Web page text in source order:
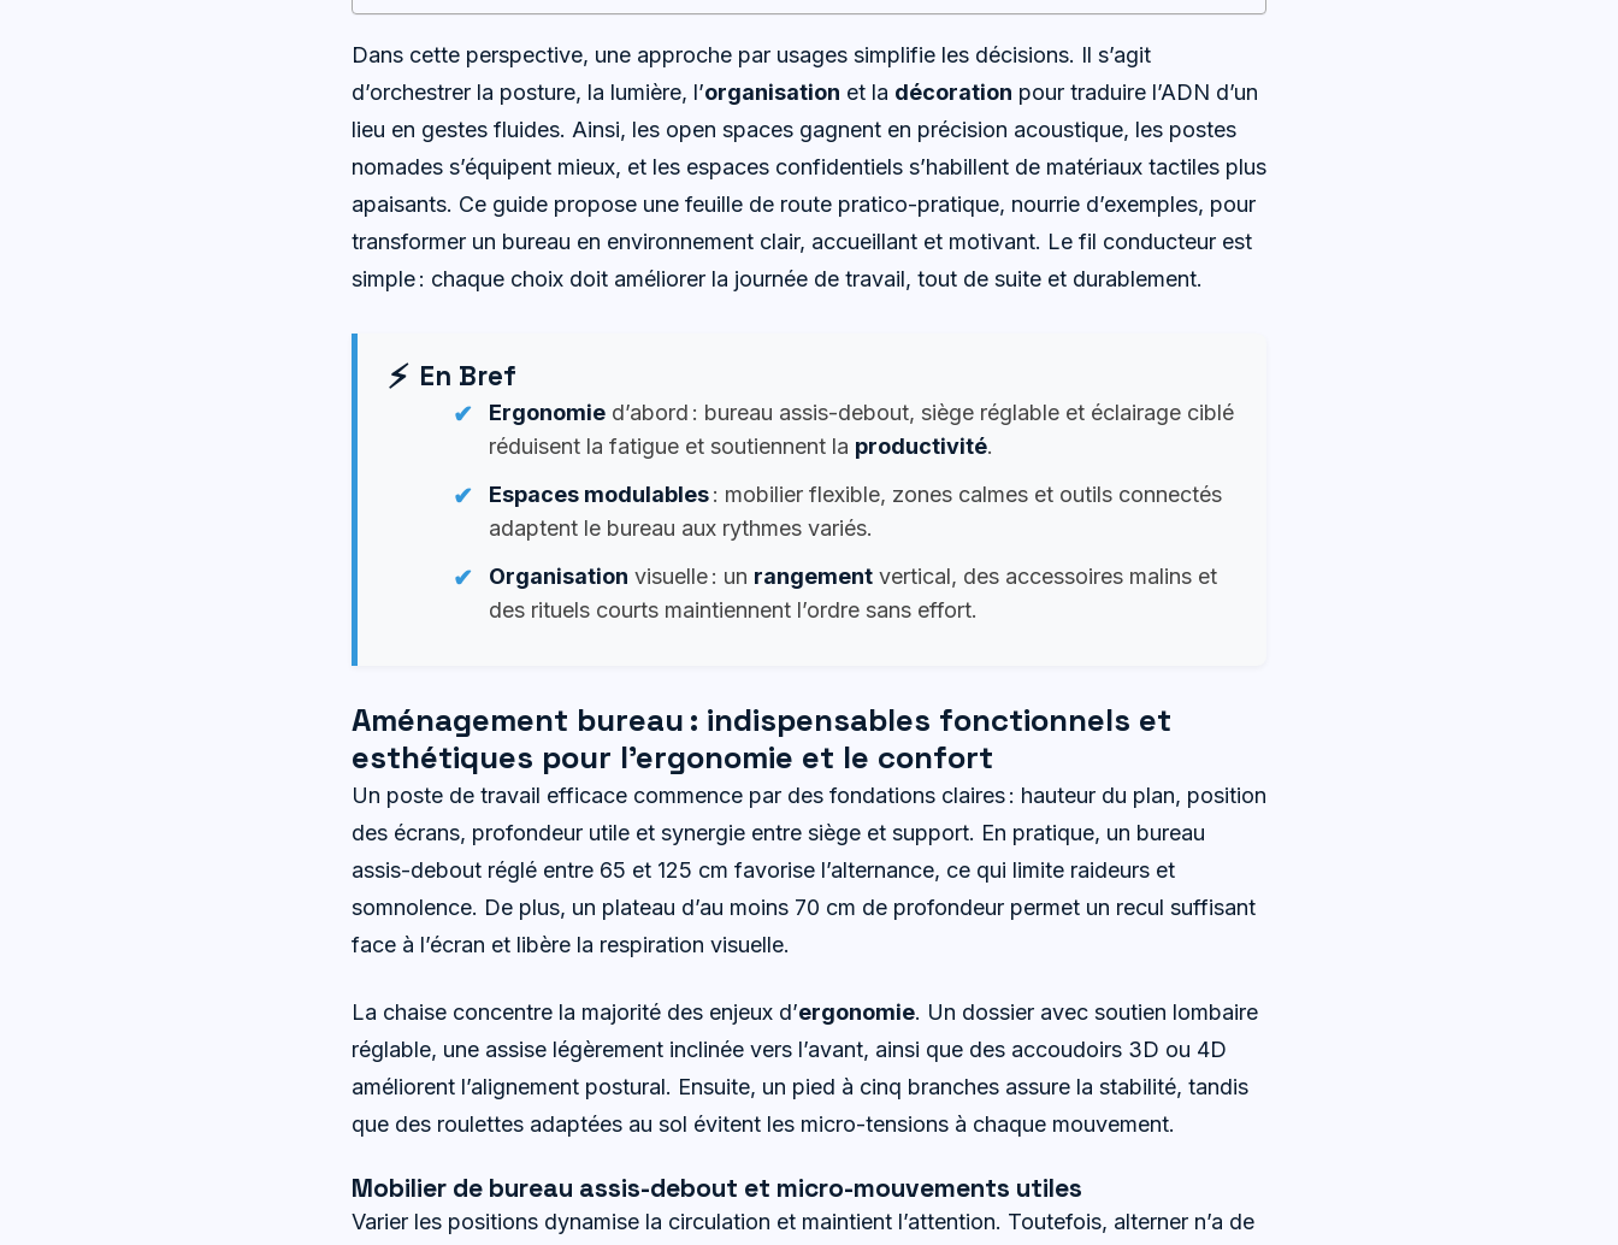
Dans cette perspective, une approche par usages simplifie les décisions. Il s’agit
d’orchestrer la posture, la lumière, l’organisation et la décoration pour traduire l’ADN d’un
lieu en gestes fluides. Ainsi, les open spaces gagnent en précision acoustique, les postes
nomades s’équipent mieux, et les espaces confidentiels s’habillent de matériaux tactiles plus
apaisants. Ce guide propose une feuille de route pratico-pratique, nourrie d’exemples, pour
transformer un bureau en environnement clair, accueillant et motivant. Le fil conducteur est
simple : chaque choix doit améliorer la journée de travail, tout de suite et durablement.
En Bref
Ergonomie d’abord : bureau assis-debout, siège réglable et éclairage ciblé
réduisent la fatigue et soutiennent la productivité.
Espaces modulables: mobilier flexible, zones calmes et outils connectés
adaptent le bureau aux rythmes variés.
Organisation visuelle : un rangement vertical, des accessoires malins et
des rituels courts maintiennent l’ordre sans effort.
Aménagement bureau : indispensables fonctionnels et
esthétiques pour l’ergonomie et le confort
Un poste de travail efficace commence par des fondations claires : hauteur du plan, position
des écrans, profondeur utile et synergie entre siège et support. En pratique, un bureau
assis-debout réglé entre 65 et 125 cm favorise l’alternance, ce qui limite raideurs et
somnolence. De plus, un plateau d’au moins 70 cm de profondeur permet un recul suffisant
face à l’écran et libère la respiration visuelle.
La chaise concentre la majorité des enjeux d’ergonomie. Un dossier avec soutien lombaire
réglable, une assise légèrement inclinée vers l’avant, ainsi que des accoudoirs 3D ou 4D
améliorent l’alignement postural. Ensuite, un pied à cinq branches assure la stabilité, tandis
que des roulettes adaptées au sol évitent les micro-tensions à chaque mouvement.
Mobilier de bureau assis-debout et micro-mouvements utiles
Varier les positions dynamise la circulation et maintient l’attention. Toutefois, alterner n’a de